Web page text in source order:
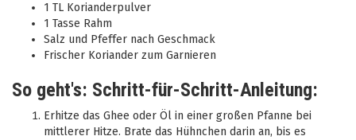
1 TL Korianderpulver
1 Tasse Rahm
Salz und Pfeffer nach Geschmack
Frischer Koriander zum Garnieren
So geht's: Schritt-für-Schritt-Anleitung:
Erhitze das Ghee oder Öl in einer großen Pfanne bei
mittlerer Hitze. Brate das Hühnchen darin an, bis es